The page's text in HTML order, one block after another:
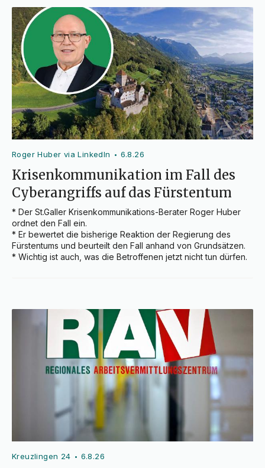
Roger Huber via LinkedIn • 6.8.26
Krisenkommunikation im Fall des
Cyberangriffs auf das Fürstentum
* Der St.Galler Krisenkommunikations-Berater Roger Huber
ordnet den Fall ein.
* Er bewertet die bisherige Reaktion der Regierung des
Fürstentums und beurteilt den Fall anhand von Grundsätzen.
* Wichtig ist auch, was die Betroffenen jetzt nicht tun dürfen.
Kreuzlingen 24 • 6.8.26